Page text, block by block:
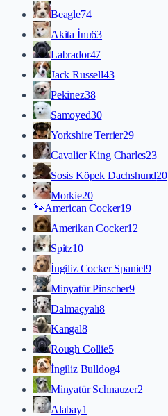
Beagle74
Akita İnu63
Labrador47
Jack Russell43
Pekinez38
Samoyed30
Yorkshire Terrier29
Cavalier King Charles23
Sosis Köpek Dachshund20
Morkie20
🐾American Cocker19
Amerikan Cocker12
Spitz10
İngiliz Cocker Spaniel9
Minyatür Pinscher9
Dalmaçyalı8
Kangal8
Rough Collie5
İngiliz Bulldog4
Minyatür Schnauzer2
Alabay1